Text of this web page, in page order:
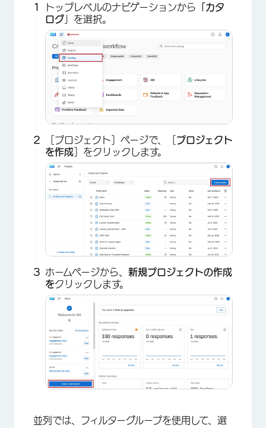
トップレベルのナビゲーションから 「カタ
ログ 」を選択。
［プロジェクト］ページで、［ プロジェクト
を作成 ］をクリックします。
ホームページから、 新規プロジェクトの作成
をクリックします。
並列では、フィルターグループを使用して、選